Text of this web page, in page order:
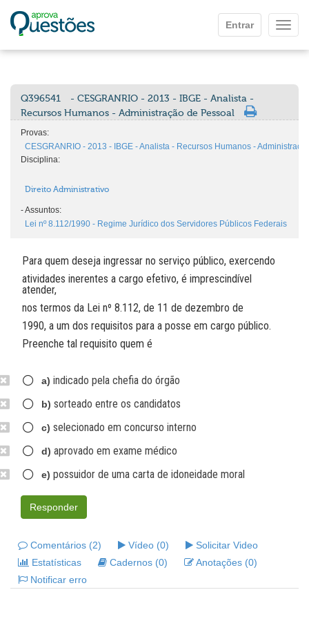
Entrar
Q396541
- CESGRANRIO - 2013 - IBGE - Analista -
Recursos Humanos - Administração de Pessoal
Provas:
CESGRANRIO - 2013 - IBGE - Analista - Recursos Humanos -
Disciplina:
Direito Administrativo
-Assuntos:
Lei nº 8.112/1990 - Regime Jurídico dos Servidores Públicos Federais
Para quem deseja ingressar no serviço público, exercendo
atividades inerentes a cargo efetivo, é imprescindível
atender,
nos termos da Lei nº 8.112, de 11 de dezembro de
1990, a um dos requisitos para a posse em cargo público.
Preenche tal requisito quem é
a) indicado pela chefia do órgão
b) sorteado entre os candidatos
c) selecionado em concurso interno
d) aprovado em exame médico
e) possuidor de uma carta de idoneidade moral
Responder
Comentários (2) Vídeo (0)
Solicitar Video
Estatísticas
Cadernos (0)
Anotações (0)
Notificar erro